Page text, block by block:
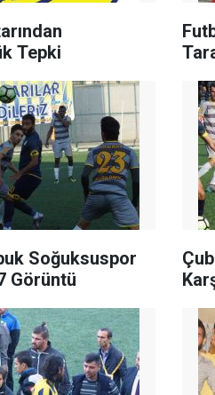
Tepki
Soğuksuspor
Görüntü